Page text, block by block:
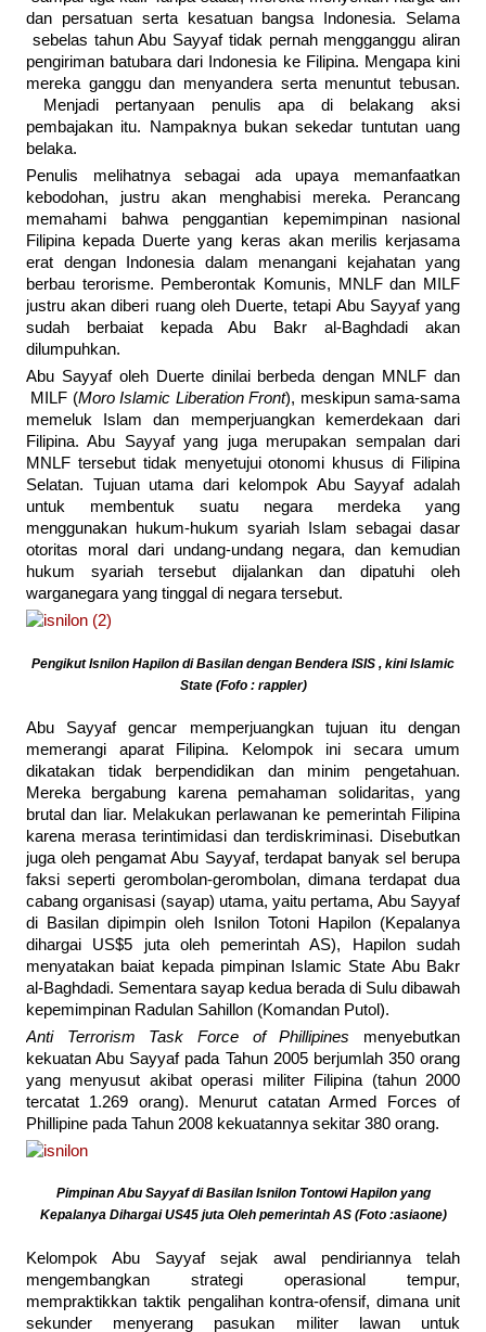
dan persatuan serta kesatuan bangsa Indonesia. Selama
sebelas tahun Abu Sayyaf tidak pernah mengganggu aliran
pengiriman batubara dari Indonesia ke Filipina. Mengapa kini
mereka ganggu dan menyandera serta menuntut tebusan.
Menjadi pertanyaan penulis apa di belakang aksi
pembajakan itu. Nampaknya bukan sekedar tuntutan uang
belaka.
Penulis melihatnya sebagai ada upaya memanfaatkan
kebodohan, justru akan menghabisi mereka. Perancang
memahami bahwa penggantian kepemimpinan nasional
Filipina kepada Duerte yang keras akan merilis kerjasama
erat dengan Indonesia dalam menangani kejahatan yang
berbau terorisme. Pemberontak Komunis, MNLF dan MILF
justru akan diberi ruang oleh Duerte, tetapi Abu Sayyaf yang
sudah berbaiat kepada Abu Bakr al-Baghdadi akan
dilumpuhkan.
Abu Sayyaf oleh Duerte dinilai berbeda dengan MNLF dan
MILF (Moro Islamic Liberation Front), meskipun sama-sama
memeluk Islam dan memperjuangkan kemerdekaan dari
Filipina. Abu Sayyaf yang juga merupakan sempalan dari
MNLF tersebut tidak menyetujui otonomi khusus di Filipina
Selatan. Tujuan utama dari kelompok Abu Sayyaf adalah
untuk membentuk suatu negara merdeka yang
menggunakan hukum-hukum syariah Islam sebagai dasar
otoritas moral dari undang-undang negara, dan kemudian
hukum syariah tersebut dijalankan dan dipatuhi oleh
warganegara yang tinggal di negara tersebut.
Pengikut Isnilon Hapilon di Basilan dengan Bendera ISIS , kini Islamic
State (Fofo : rappler)
Abu Sayyaf gencar memperjuangkan tujuan itu dengan
memerangi aparat Filipina. Kelompok ini secara umum
dikatakan tidak berpendidikan dan minim pengetahuan.
Mereka bergabung karena pemahaman solidaritas, yang
brutal dan liar. Melakukan perlawanan ke pemerintah Filipina
karena merasa terintimidasi dan terdiskriminasi. Disebutkan
juga oleh pengamat Abu Sayyaf, terdapat banyak sel berupa
faksi seperti gerombolan-gerombolan, dimana terdapat dua
cabang organisasi (sayap) utama, yaitu pertama, Abu Sayyaf
di Basilan dipimpin oleh Isnilon Totoni Hapilon (Kepalanya
dihargai US$5 juta oleh pemerintah AS), Hapilon sudah
menyatakan baiat kepada pimpinan Islamic State Abu Bakr
al-Baghdadi. Sementara sayap kedua berada di Sulu dibawah
kepemimpinan Radulan Sahillon (Komandan Putol).
Anti Terrorism Task Force of Phillipines menyebutkan
kekuatan Abu Sayyaf pada Tahun 2005 berjumlah 350 orang
yang menyusut akibat operasi militer Filipina (tahun 2000
tercatat 1.269 orang). Menurut catatan Armed Forces of
Phillipine pada Tahun 2008 kekuatannya sekitar 380 orang.
Pimpinan Abu Sayyaf di Basilan Isnilon Tontowi Hapilon yang
Kepalanya Dihargai US45 juta Oleh pemerintah AS (Foto :asiaone)
Kelompok Abu Sayyaf sejak awal pendiriannya telah
mengembangkan strategi operasional tempur,
mempraktikkan taktik pengalihan kontra-ofensif, dimana unit
sekunder menyerang pasukan militer lawan untuk